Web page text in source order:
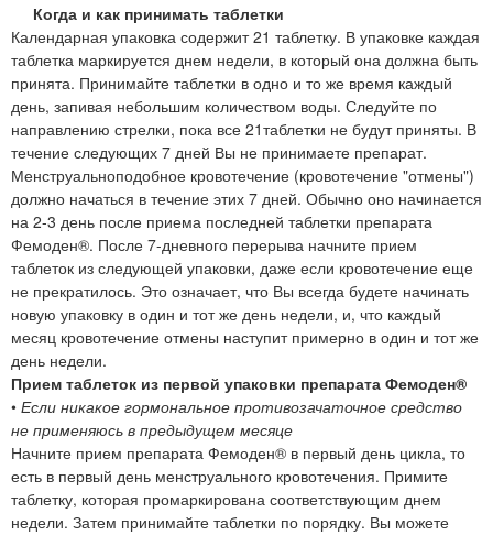
Когда и как принимать таблетки
Календарная упаковка содержит 21 таблетку. В упаковке каждая
таблетка маркируется днем недели, в который она должна быть
принята. Принимайте таблетки в одно и то же время каждый
день, запивая небольшим количеством воды. Следуйте по
направлению стрелки, пока все 21таблетки не будут приняты. В
течение следующих 7 дней Вы не принимаете препарат.
Менструальноподобное кровотечение (кровотечение "отмены")
должно начаться в течение этих 7 дней. Обычно оно начинается
на 2-3 день после приема последней таблетки препарата
Фемоден®. После 7-дневного перерыва начните прием
таблеток из следующей упаковки, даже если кровотечение еще
не прекратилось. Это означает, что Вы всегда будете начинать
новую упаковку в один и тот же день недели, и, что каждый
месяц кровотечение отмены наступит примерно в один и тот же
день недели.
Прием таблеток из первой упаковки препарата Фемоден®
• Если никакое гормональное противозачаточное средство
не применяюсь в предыдущем месяце
Начните прием препарата Фемоден® в первый день цикла, то
есть в первый день менструального кровотечения. Примите
таблетку, которая промаркирована соответствующим днем
недели. Затем принимайте таблетки по порядку. Вы можете